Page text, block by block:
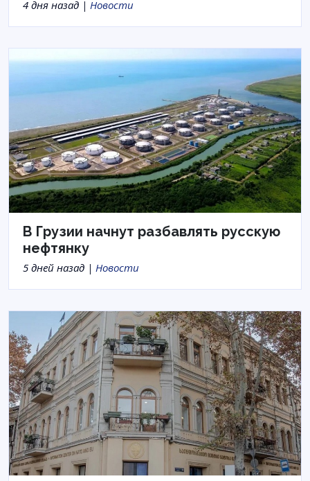
4 дня назад | Новости
В Грузии начнут разбавлять русскую
нефтянку
5 дней назад | Новости